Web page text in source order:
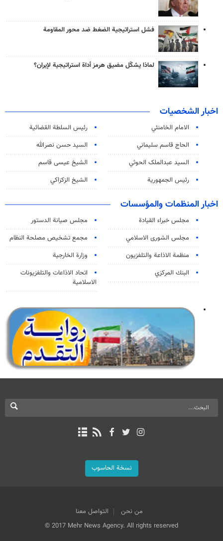
فشل استراتيجية الضغط ضد محور المقاومة
لماذا يشكّل مضيق هرمز أداة استراتيجية لإيران؟
اخبار الشخصيات
الامام الخامنئي
رئیس السلطة القضائیة
الحاج قاسم سليماني
السيد حسن نصرالله
السید عبدالملک الحوثي
الشيخ عيسى قاسم
رئيس الجمهورية
الشيخ الزكزاكي
اخبار المنظمات والمؤسسات
مجلس خبراء القيادة
مجلس صيانة الدستور
مجلس الشورى الاسلامي
مجمع تشخيص مصلحة النظام
منظمة الاذاعة والتلفزیون
وزارة الخارجية
البنك المركزي
اتحاد الاذاعات والتلفزيونات
الاسلامية
نسخة الحاسوب
من نحن
التواصل معنا
© 2017 Mehr News Agency. All rights reserved